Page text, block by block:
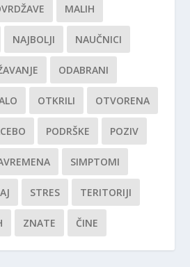
MALIH
NAJBOLJI NAUČNICI
ODABRANI
OTKRILI OTVORENA
PODRŠKE POZIV
SIMPTOMI
STRES TERITORIJI
ZNATE ČINE